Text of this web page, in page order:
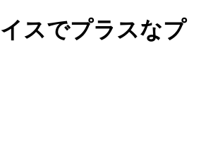
スでプラスなプ